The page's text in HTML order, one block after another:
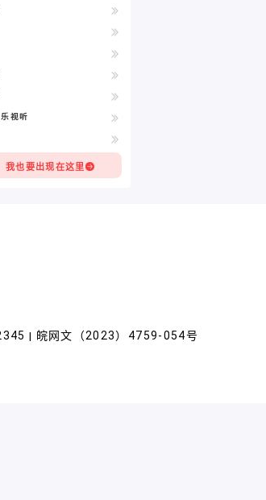
视听
我也要出现在这里
| 皖网文（2023）4759-054号